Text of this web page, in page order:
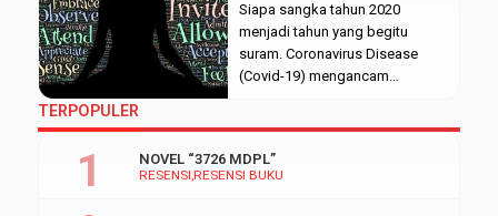
Siapa sangka tahun 2020
menjadi tahun yang begitu
suram. Coronavirus Disease
(Covid-19) mengancam
menyebabkan kepanikan dan
TERPOPULER
RESENSI RESENSI BUKU
NOVEL “3726 MDPL”